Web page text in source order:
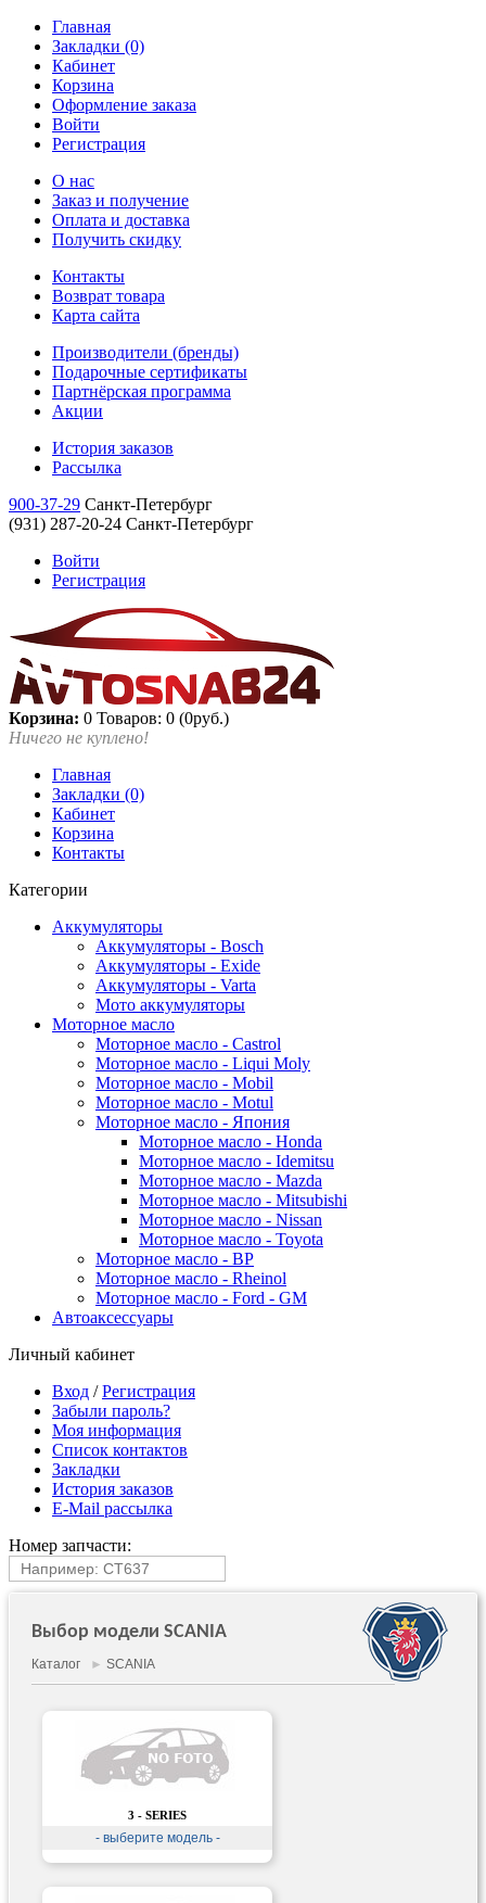
Главная
Закладки (0)
Кабинет
Корзина
Оформление заказа
Войти
Регистрация
О нас
Заказ и получение
Оплата и доставка
Получить скидку
Контакты
Возврат товара
Карта сайта
Производители (бренды)
Подарочные сертификаты
Партнёрская программа
Акции
История заказов
Рассылка
900-37-29 Санкт-Петербург
(931) 287-20-24 Санкт-Петербург
Войти
Регистрация
Корзина: 0 Товаров: 0 (0руб.)
Ничего не куплено!
Главная
Закладки (0)
Кабинет
Корзина
Контакты
Категории
Аккумуляторы
Аккумуляторы - Bosch
Аккумуляторы - Exide
Аккумуляторы - Varta
Мото аккумуляторы
Моторное масло
Моторное масло - Castrol
Моторное масло - Liqui Moly
Моторное масло - Mobil
Моторное масло - Motul
Моторное масло - Япония
Моторное масло - Honda
Моторное масло - Idemitsu
Моторное масло - Mazda
Моторное масло - Mitsubishi
Моторное масло - Nissan
Моторное масло - Toyota
Моторное масло - BP
Моторное масло - Rheinol
Моторное масло - Ford - GM
Автоаксессуары
Личный кабинет
Вход /Регистрация
Забыли пароль?
Моя информация
Список контактов
Закладки
История заказов
E-Mail рассылка
Номер запчасти:
Выбор модели SCANIA
Каталог ► SCANIA
3 - SERIES
- выберите модель -